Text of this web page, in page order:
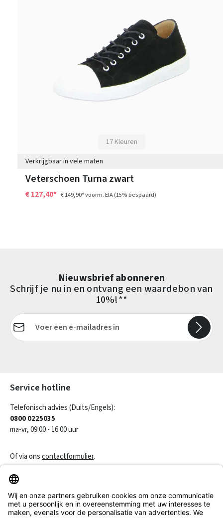
17 Kleuren
Verkrijgbaar in vele maten
Veterschoen Turna zwart
€ 127,40* € 149,90*voorm. EIA(15% bespaard)
Nieuwsbrief abonneren
Schrijf je nu in en ontvang een waardebon van
10%!**
E-mailadres*
Service hotline
Telefonisch advies (Duits/Engels):
0800 0225035
ma-vr, 09.00 - 16.00 uur
Of via onscontactformulier.